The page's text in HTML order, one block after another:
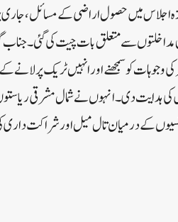
اجلاس میں حصول اراضی کے مسائل، جاری
مداخلتوں سے متعلق بات چیت کی گئی۔
میں پروجیکٹوں میں تاخیر کی وجوہات کو سمجھنے اور
کی ہدایت دی۔ انہوں نے شمال مشرقی
کے درمیان تال میل اور شراکت داری